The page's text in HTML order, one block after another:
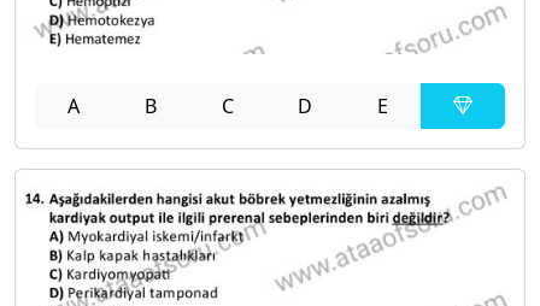
A B C D E